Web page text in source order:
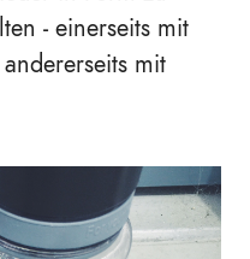
- einerseits mit
mit